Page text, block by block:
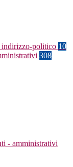
indirizzo-politico 10
308
- amministrativi